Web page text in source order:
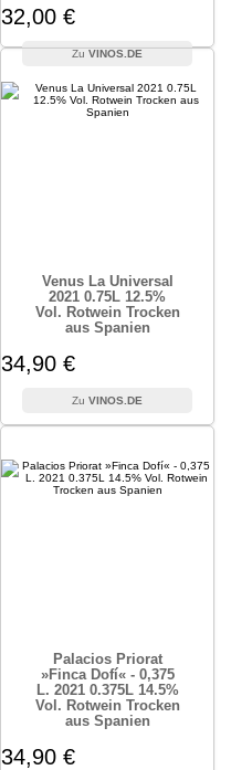
32,00 €
VINOS.DE
Venus La Universal
2021 0.75L 12.5%
Vol. Rotwein Trocken
aus Spanien
34,90 €
VINOS.DE
Palacios Priorat
»Finca Dofí« - 0,375
L. 2021 0.375L 14.5%
Vol. Rotwein Trocken
aus Spanien
34,90 €